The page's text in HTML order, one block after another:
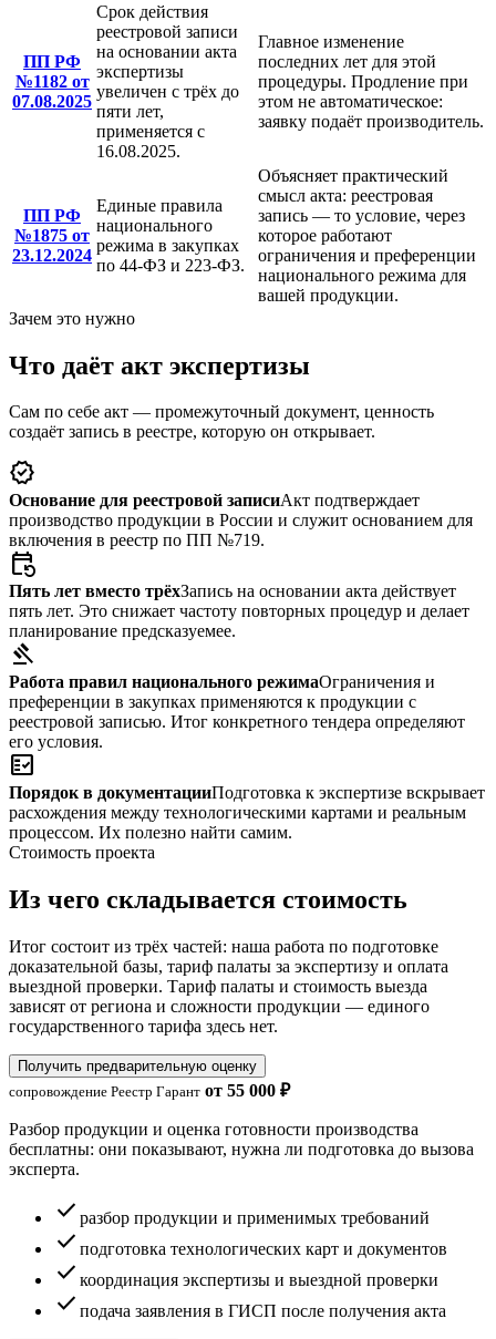
ПП РФ
№1182 от
07.08.2025
Срок действия
реестровой записи
на основании акта
экспертизы
увеличен с трёх до
пяти лет,
применяется с
16.08.2025.
Главное изменение
последних лет для этой
процедуры. Продление при
этом не автоматическое:
заявку подаёт производитель.
ПП РФ
№1875 от
23.12.2024
Единые правила
национального
режима в закупках
по 44-ФЗ и 223-ФЗ.
Объясняет практический
смысл акта: реестровая
запись — то условие, через
которое работают
ограничения и преференции
национального режима для
вашей продукции.
Зачем это нужно
Что даёт акт экспертизы
Сам по себе акт — промежуточный документ, ценность
создаёт запись в реестре, которую он открывает.
verified
Основание для реестровой записиАкт подтверждает
производство продукции в России и служит основанием для
включения в реестр по ПП №719.
event_repeat
Пять лет вместо трёхЗапись на основании акта действует
пять лет. Это снижает частоту повторных процедур и делает
планирование предсказуемее.
gavel
Работа правил национального режимаОграничения и
преференции в закупках применяются к продукции с
реестровой записью. Итог конкретного тендера определяют
его условия.
fact_check
Порядок в документацииПодготовка к экспертизе вскрывает
расхождения между технологическими картами и реальным
процессом. Их полезно найти самим.
Стоимость проекта
Из чего складывается стоимость
Итог состоит из трёх частей: наша работа по подготовке
доказательной базы, тариф палаты за экспертизу и оплата
выездной проверки. Тариф палаты и стоимость выезда
зависят от региона и сложности продукции — единого
государственного тарифа здесь нет.
Получить предварительную оценку
сопровождение Реестр Гарант от 55 000 ₽
Разбор продукции и оценка готовности производства
бесплатны: они показывают, нужна ли подготовка до вызова
эксперта.
check разбор продукции и применимых требований
check подготовка технологических карт и документов
check координация экспертизы и выездной проверки
check подача заявления в ГИСП после получения акта